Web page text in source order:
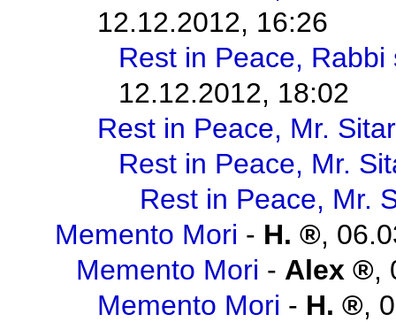
12.12.2012, 16:26
Rest in Peace, Rabbi
12.12.2012, 18:02
Rest in Peace, Mr. Sitar
Rest in Peace, Mr.
Rest in Peace, Mr.
Memento Mori - H. ,
Memento Mori - Alex ,
Memento Mori - H. ,